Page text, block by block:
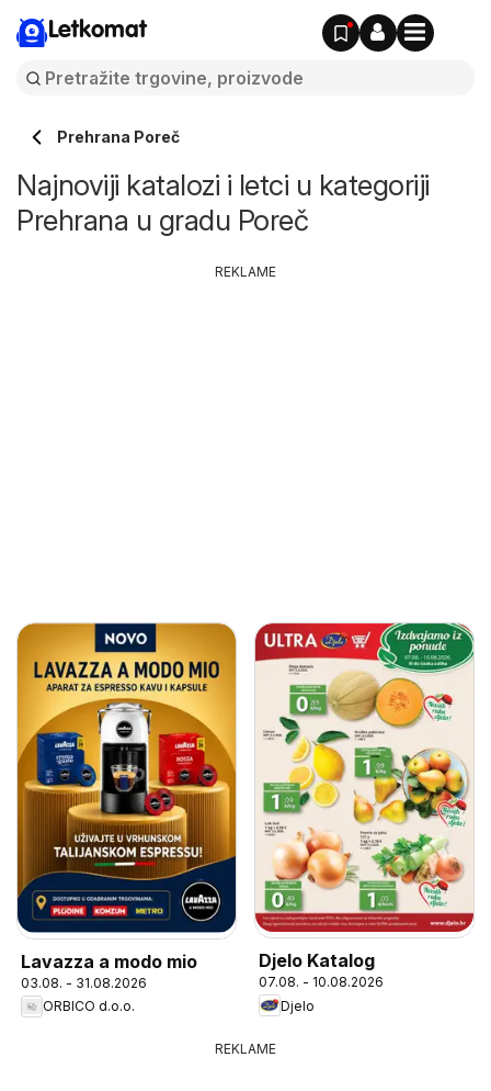
Letkomat
Prehrana Poreč
Najnoviji katalozi i letci u kategoriji
Prehrana u gradu Poreč
Lavazza a modo mio
03.08. - 31.08.2026
ORBICO d.o.o.
Djelo Katalog
07.08. - 10.08.2026
Djelo
REKLAME
REKLAME